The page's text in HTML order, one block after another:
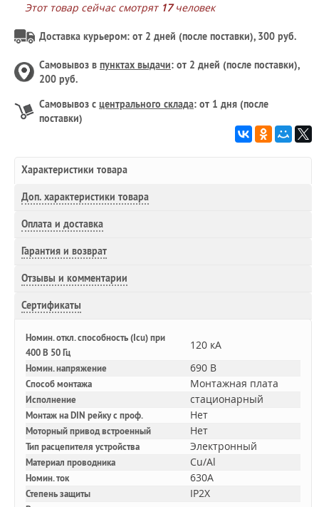
Этот товар сейчас смотрят 17человек
Доставка курьером: от 2 дней (после поставки), 300 руб.
Самовывоз в пунктах выдачи: от 2 дней (после поставки),
200 руб.
Самовывоз с центрального склада: от 1 дня (после
поставки)
Характеристики товара
Доп. характеристики товара
Оплата и доставка
Гарантия и возврат
Отзывы и комментарии
Сертификаты
Номин. откл. способность (Icu) при
400 В 50 Гц
120 кА
Номин. напряжение 690 В
Способ монтажа Монтажная плата
Исполнение стационарный
Монтаж на DIN рейку с проф. Нет
Моторный привод встроенный Нет
Тип расцепителя устройства Электронный
Материал проводника Cu/Al
Номин. ток 630A
Степень защиты IP2X